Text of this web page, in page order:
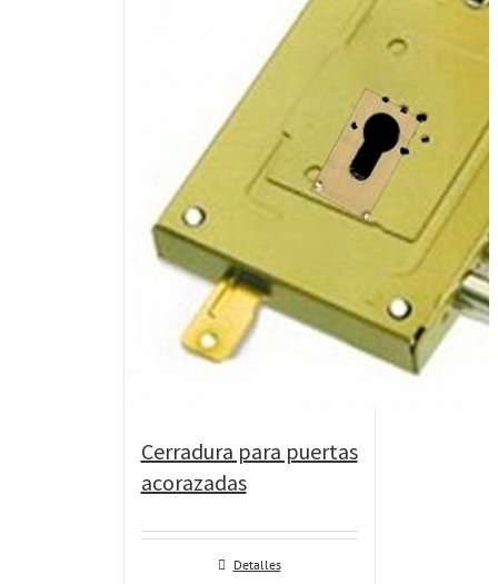
Cerradura para puertas
acorazadas
Detalles